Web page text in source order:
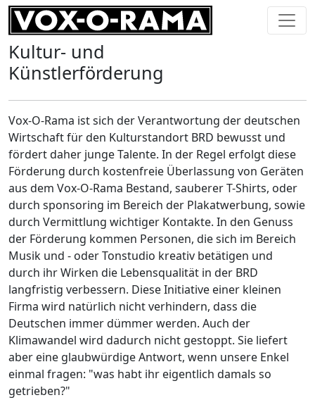
Kultur- und
Künstlerförderung
Vox-O-Rama ist sich der Verantwortung der deutschen
Wirtschaft für den Kulturstandort BRD bewusst und
fördert daher junge Talente. In der Regel erfolgt diese
Förderung durch kostenfreie Überlassung von Geräten
aus dem Vox-O-Rama Bestand, sauberer T-Shirts, oder
durch sponsoring im Bereich der Plakatwerbung, sowie
durch Vermittlung wichtiger Kontakte. In den Genuss
der Förderung kommen Personen, die sich im Bereich
Musik und - oder Tonstudio kreativ betätigen und
durch ihr Wirken die Lebensqualität in der BRD
langfristig verbessern. Diese Initiative einer kleinen
Firma wird natürlich nicht verhindern, dass die
Deutschen immer dümmer werden. Auch der
Klimawandel wird dadurch nicht gestoppt. Sie liefert
aber eine glaubwürdige Antwort, wenn unsere Enkel
einmal fragen: "was habt ihr eigentlich damals so
getrieben?"